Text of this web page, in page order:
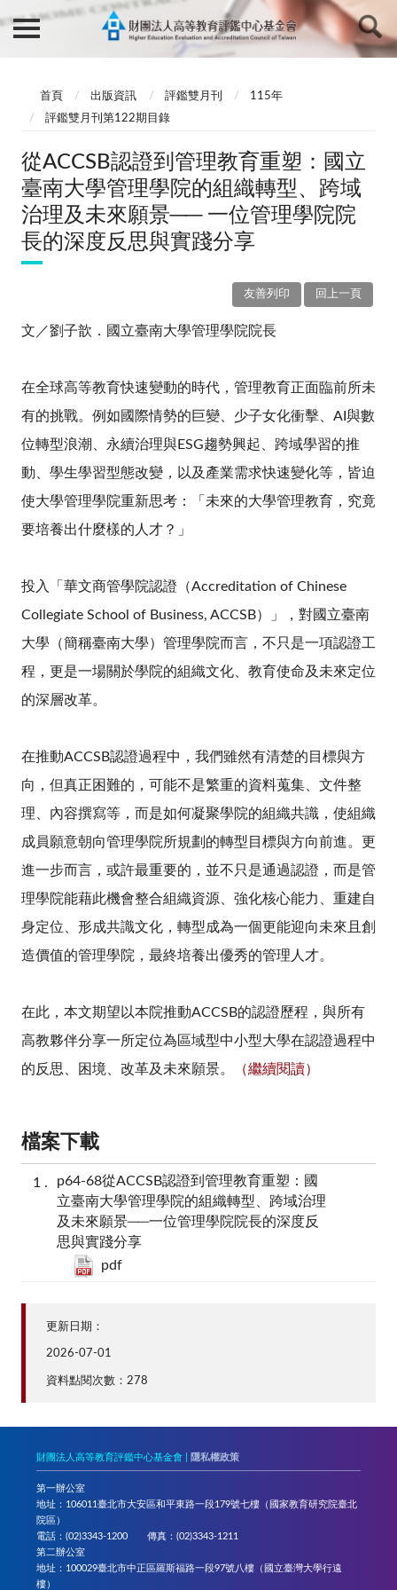
首頁 出版資訊 評鑑雙月刊
115年
評鑑雙月刊第122期目錄
從ACCSB認證到管理教育重塑：國立
臺南大學管理學院的組織轉型、跨域
治理及未來願景── 一位管理學院院
長的深度反思與實踐分享
回上一頁
友善列印
文／劉子歆．國立臺南大學管理學院院長
在全球高等教育快速變動的時代，管理教育正面臨前所未
有的挑戰。例如國際情勢的巨變、少子女化衝擊、AI與數
位轉型浪潮、永續治理與ESG趨勢興起、跨域學習的推
動、學生學習型態改變，以及產業需求快速變化等，皆迫
使大學管理學院重新思考：「未來的大學管理教育，究竟
要培養出什麼樣的人才？」
投入「華文商管學院認證（Accreditation of Chinese
Collegiate School of Business, ACCSB）」，對國立臺南
大學（簡稱臺南大學）管理學院而言，不只是一項認證工
程，更是一場關於學院的組織文化、教育使命及未來定位
的深層改革。
在推動ACCSB認證過程中，我們雖然有清楚的目標與方
向，但真正困難的，可能不是繁重的資料蒐集、文件整
理、內容撰寫等，而是如何凝聚學院的組織共識，使組織
成員願意朝向管理學院所規劃的轉型目標與方向前進。更
進一步而言，或許最重要的，並不只是通過認證，而是管
理學院能藉此機會整合組織資源、強化核心能力、重建自
身定位、形成共識文化，轉型成為一個更能迎向未來且創
造價值的管理學院，最終培養出優秀的管理人才。
在此，本文期望以本院推動ACCSB的認證歷程，與所有
高教夥伴分享一所定位為區域型中小型大學在認證過程中
的反思、困境、改革及未來願景。
（繼續閱讀）
檔案下載
p64-68從ACCSB認證到管理教育重塑：國
立臺南大學管理學院的組織轉型、跨域治理
及未來願景──一位管理學院院長的深度反
思與實踐分享
pdf
更新日期：
2026-07-01
資料點閱次數：278
財團法人高等教育評鑑中心基金會 | 隱私權政策
第一辦公室
地址：106011臺北市大安區和平東路一段179號七樓（國家教育研究院臺北
院區）
電話：(02)3343-1200 傳真：(02)3343-1211
第二辦公室
地址：100029臺北市中正區羅斯福路一段97號八樓（國立臺灣大學行遠
樓）